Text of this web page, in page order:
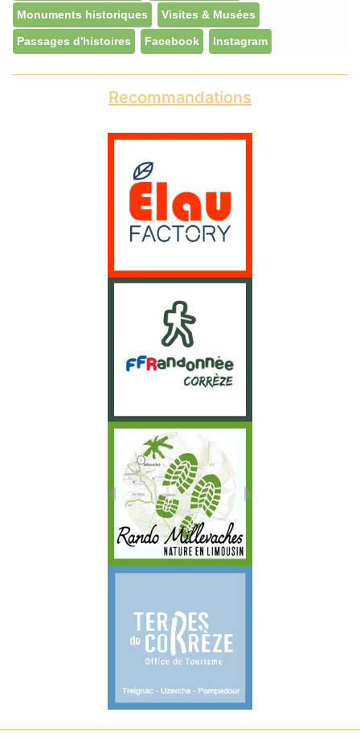
Monuments historiques Visites & Musées
Passages d'histoires Facebook Instagram
Recommandations